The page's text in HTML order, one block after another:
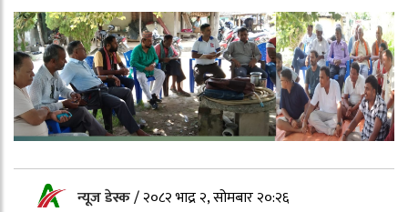
न्यूज डेस्क/२०८२ भाद्र २, सोमबार २०:२६